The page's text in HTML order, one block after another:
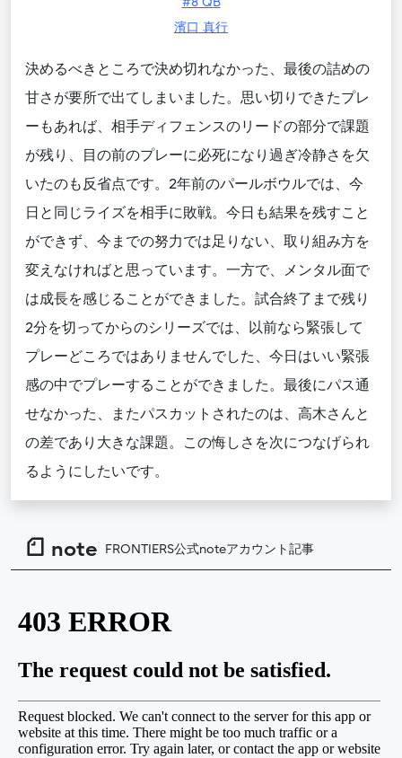
濱口 真行
決めるべきところで決め切れなかった、最後の詰めの
甘さが要所で出てしまいました。思い切りできたプレ
ーもあれば、相手ディフェンスのリードの部分で課題
が残り、目の前のプレーに必死になり過ぎ冷静さを欠
いたのも反省点です。2年前のパールボウルでは、今
日と同じライズを相手に敗戦。今日も結果を残すこと
ができず、今までの努力では足りない、取り組み方を
変えなければと思っています。一方で、メンタル面で
は成長を感じることができました。試合終了まで残り
2分を切ってからのシリーズでは、以前なら緊張して
プレーどころではありませんでした、今日はいい緊張
感の中でプレーすることができました。最後にパス通
せなかった、またパスカットされたのは、高木さんと
の差であり大きな課題。この悔しさを次につなげられ
るようにしたいです。
note FRONTIERS公式noteアカウント記事